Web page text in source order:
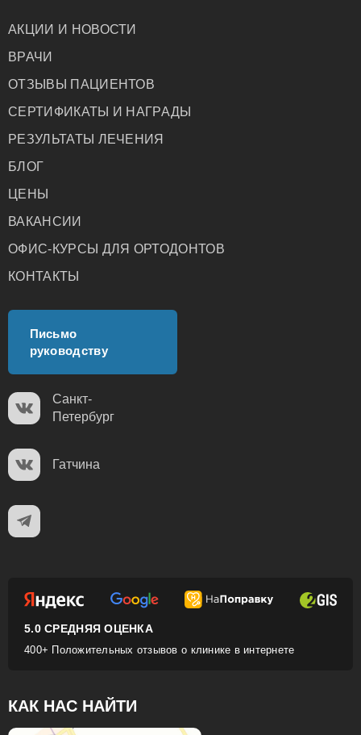
АКЦИИ И НОВОСТИ
ВРАЧИ
ОТЗЫВЫ ПАЦИЕНТОВ
СЕРТИФИКАТЫ И НАГРАДЫ
РЕЗУЛЬТАТЫ ЛЕЧЕНИЯ
БЛОГ
ЦЕНЫ
ВАКАНСИИ
ОФИС-КУРСЫ ДЛЯ ОРТОДОНТОВ
КОНТАКТЫ
Письмо
руководству
Санкт-
Петербург
Гатчина
5.0 СРЕДНЯЯ ОЦЕНКА
400+ Положительных отзывов о клинике в интернете
КАК НАС НАЙТИ